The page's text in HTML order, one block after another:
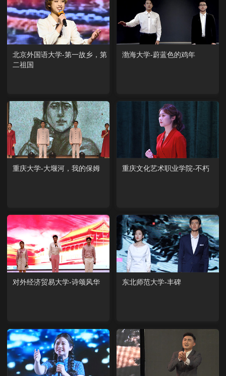
北京外国语大学-第一故乡，第
二祖国
渤海大学-蔚蓝色的鸡年
重庆大学-大堰河，我的保姆 重庆文化艺术职业学院-不朽
对外经济贸易大学-诗颂风华 东北师范大学-丰碑